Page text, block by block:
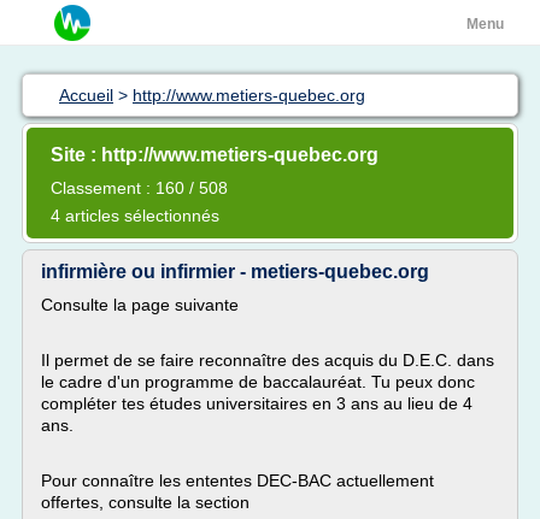
Menu
Accueil > http://www.metiers-quebec.org
Site : http://www.metiers-quebec.org
Classement : 160 / 508
4 articles sélectionnés
infirmière ou infirmier - metiers-quebec.org
Consulte la page suivante
Il permet de se faire reconnaître des acquis du D.E.C. dans
le cadre d'un programme de baccalauréat. Tu peux donc
compléter tes études universitaires en 3 ans au lieu de 4
ans.
Pour connaître les ententes DEC-BAC actuellement
offertes, consulte la section